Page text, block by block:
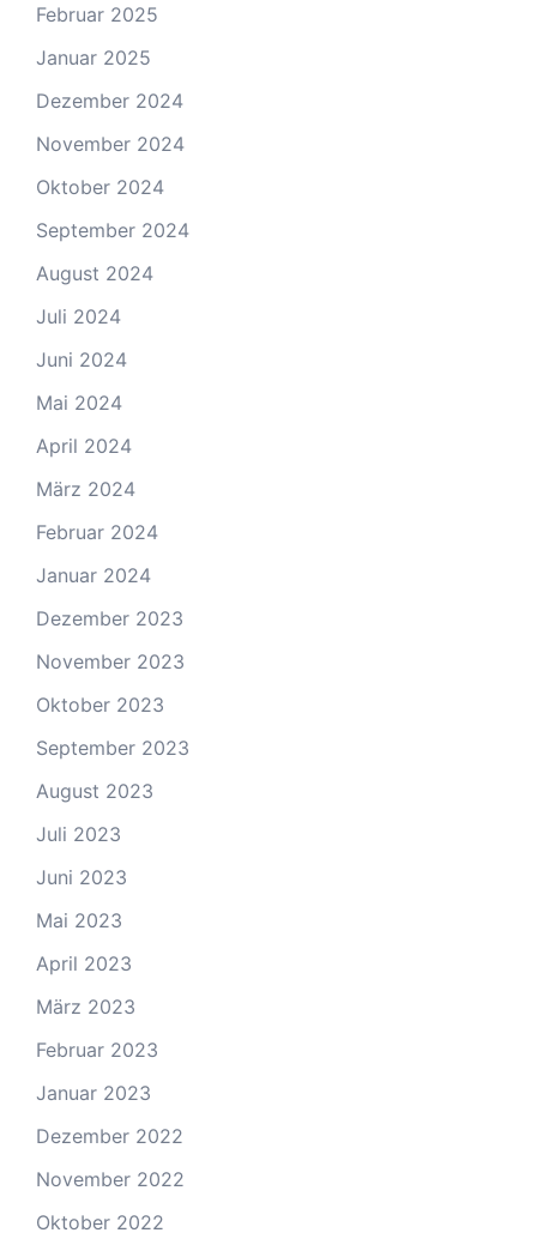
Februar 2025
Januar 2025
Dezember 2024
November 2024
Oktober 2024
September 2024
August 2024
Juli 2024
Juni 2024
Mai 2024
April 2024
März 2024
Februar 2024
Januar 2024
Dezember 2023
November 2023
Oktober 2023
September 2023
August 2023
Juli 2023
Juni 2023
Mai 2023
April 2023
März 2023
Februar 2023
Januar 2023
Dezember 2022
November 2022
Oktober 2022